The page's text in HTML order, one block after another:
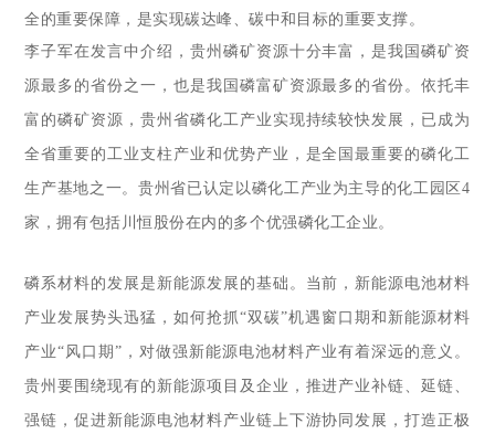
全的重要保障，是实现碳达峰、碳中和目标的重要支撑。
李子军在发言中介绍，贵州磷矿资源十分丰富，是我国磷矿资
源最多的省份之一，也是我国磷富矿资源最多的省份。依托丰
富的磷矿资源，贵州省磷化工产业实现持续较快发展，已成为
全省重要的工业支柱产业和优势产业，是全国最重要的磷化工
生产基地之一。贵州省已认定以磷化工产业为主导的化工园区4
家，拥有包括川恒股份在内的多个优强磷化工企业。
磷系材料的发展是新能源发展的基础。当前，新能源电池材料
产业发展势头迅猛，如何抢抓“双碳”机遇窗口期和新能源材料
产业“风口期”，对做强新能源电池材料产业有着深远的意义。
贵州要围绕现有的新能源项目及企业，推进产业补链、延链、
强链，促进新能源电池材料产业链上下游协同发展，打造正极